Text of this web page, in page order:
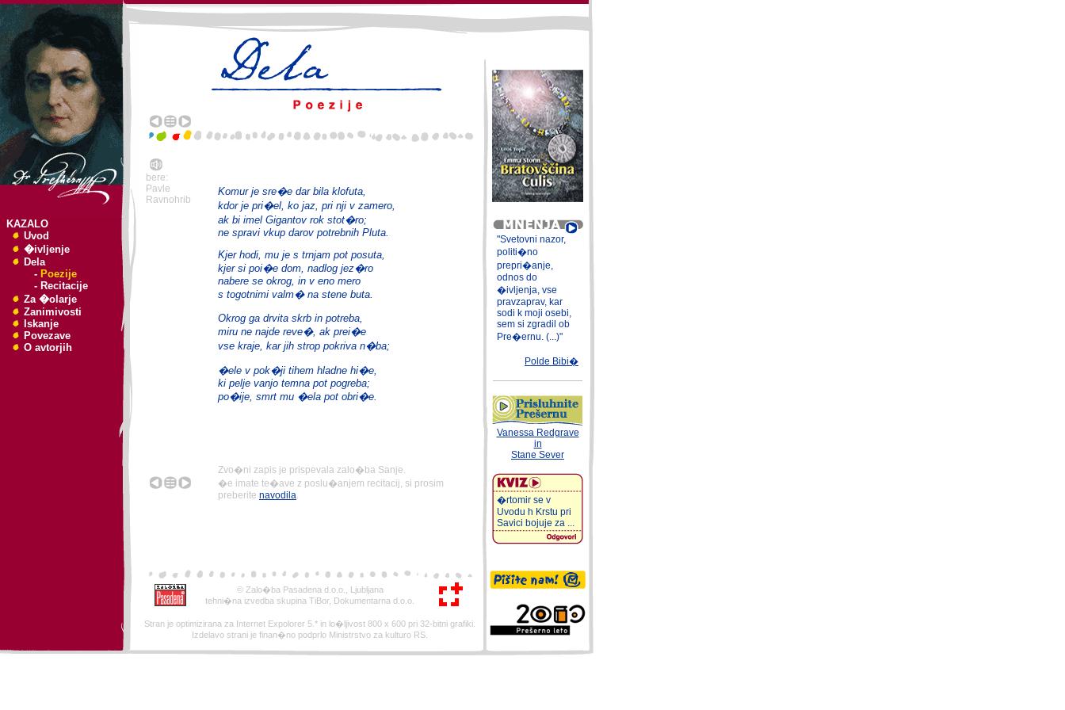
KAZALO
Uvod
�ivljenje
Dela
- Poezije
- Recitacije
Za �olarje
Zanimivosti
Iskanje
Povezave
O avtorjih
"Svetovni nazor,
politi�no
prepri�anje,
odnos do
�ivljenja, vse
pravzaprav, kar
sodi k moji osebi,
sem si zgradil ob
Pre�ernu. (...)"
Polde Bibi�
Vanessa Redgrave
in
Stane Sever
�rtomir se v
Uvodu h Krstu pri
Savici bojuje za ...
bere:
Pavle
Ravnohrib
Komur je sre�e dar bila klofuta,
kdor je pri�el, ko jaz, pri nji v zamero,
ak bi imel Gigantov rok stot�ro;
ne spravi vkup darov potrebnih Pluta.
Kjer hodi, mu je s trnjam pot posuta,
kjer si poi�e dom, nadlog jez�ro
nabere se okrog, in v eno mero
s togotnimi valm� na stene buta.
Okrog ga drvita skrb in potreba,
miru ne najde reve�, ak prei�e
vse kraje, kar jih strop pokriva n�ba;
�ele v pok�ji tihem hladne hi�e,
ki pelje vanjo temna pot pogreba;
po�ije, smrt mu �ela pot obri�e.
Zvo�ni zapis je prispevala zalo�ba Sanje.
�e imate te�ave z poslu�anjem recitacij, si prosim
preberite navodila.
© Zalo�ba Pasadena d.o.o., Ljubljana
tehni�na izvedba skupina TiBor, Dokumentarna d.o.o.
Stran je optimizirana za Internet Expolorer 5.* in lo�ljivost 800 x 600 pri 32-bitni grafiki.
Izdelavo strani je finan�no podprlo Ministrstvo za kulturo RS.